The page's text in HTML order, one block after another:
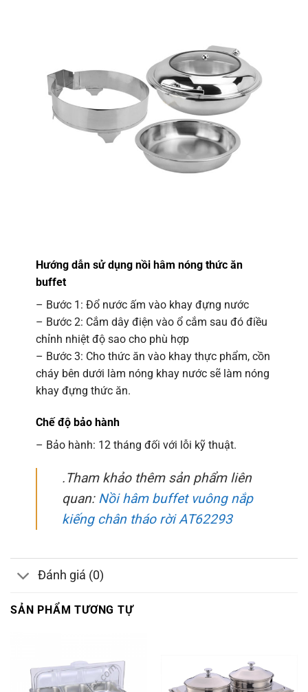
Hướng dẫn sử dụng nồi hâm nóng thức ăn
buffet
– Bước 1: Đổ nước ấm vào khay đựng nước
– Bước 2: Cắm dây điện vào ổ cắm sau đó điều
chỉnh nhiệt độ sao cho phù hợp
– Bước 3: Cho thức ăn vào khay thực phẩm, cồn
cháy bên dưới làm nóng khay nước sẽ làm nóng
khay đựng thức ăn.
Chế độ bảo hành
– Bảo hành: 12 tháng đối với lỗi kỹ thuật.
.Tham khảo thêm sản phẩm liên
quan: Nồi hâm buffet vuông nắp
kiếng chân tháo rời AT62293
Đánh giá (0)
SẢN PHẨM TƯƠNG TỰ